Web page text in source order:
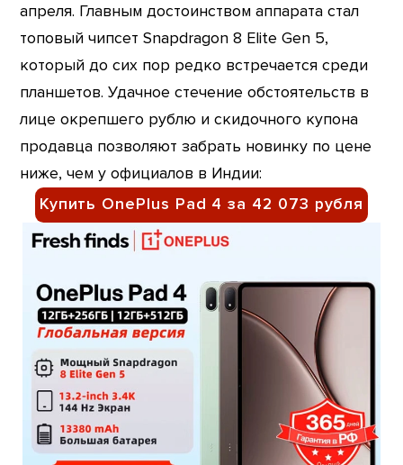
апреля. Главным достоинством аппарата стал
топовый чипсет Snapdragon 8 Elite Gen 5,
который до сих пор редко встречается среди
планшетов. Удачное стечение обстоятельств в
лице окрепшего рублю и скидочного купона
продавца позволяют забрать новинку по цене
ниже, чем у официалов в Индии:
Купить OnePlus Pad 4 за 42 073 рубля